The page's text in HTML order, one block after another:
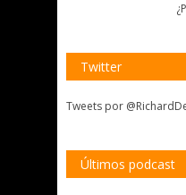
Twitter
Tweets por
Últimos podcast